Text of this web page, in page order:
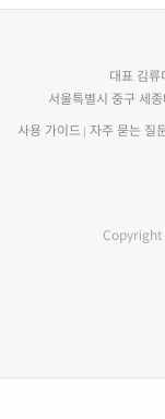
대표 김류
서울특별시 중구 세
사용 가이드 자주 묻는 질